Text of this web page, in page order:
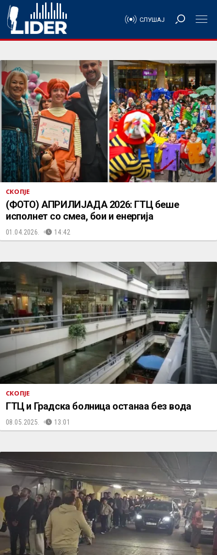
СЛУШАЈ
СКОПЈЕ
(ФОТО) АПРИЛИЈАДА 2026: ГТЦ беше
исполнет со смеа, бои и енергија
01.04.2026. 14:42
СКОПЈЕ
ГТЦ и Градска болница останаа без вода
08.05.2025. 13:01